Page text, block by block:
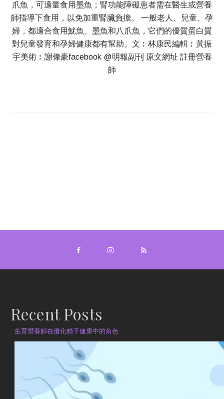
爪魚，可適量食用墨魚；腎功能障礙患者需在醫生或營養
師指導下食用，以免加重腎臟負擔。 一般老人、兒童、孕
婦，都適合食用魷魚、墨魚和八爪魚，它們的優質蛋白質
對兒童發育和孕婦健康都有幫助。文︰林康民編輯︰黃振
宇美術︰謝偉豪facebook @明報副刊 原文網址 註冊營養
師
Recent Posts
生育營養師在優化精子健康中的角色